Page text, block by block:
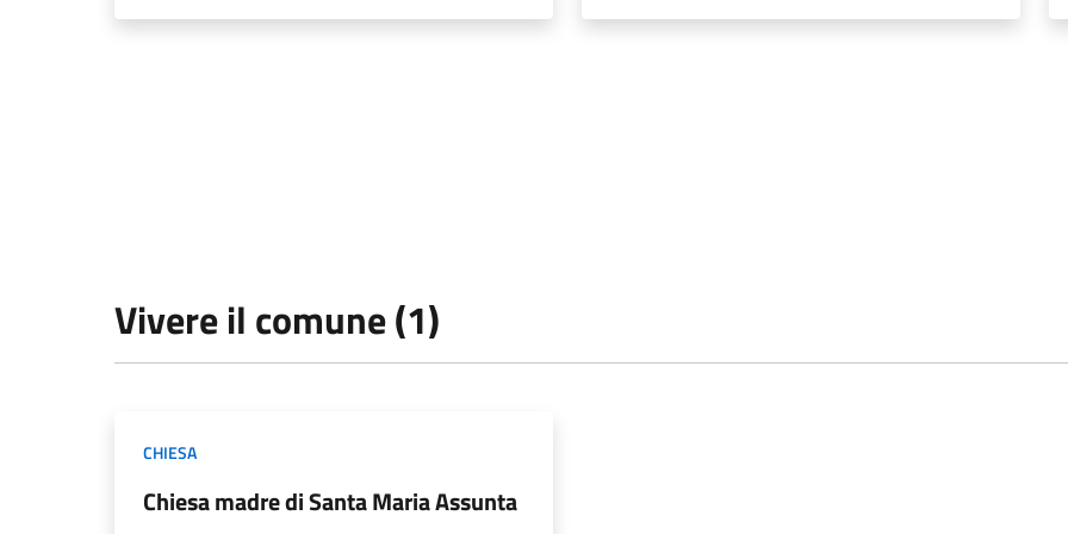
Vivere il comune (1)
CHIESA
Chiesa madre di Santa Maria Assunta